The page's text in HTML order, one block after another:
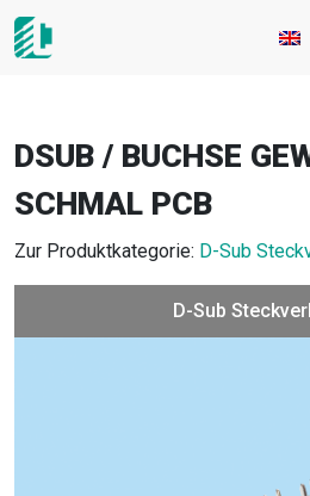
DSUB / BUCHSE
SCHMAL PCB
Zur Produktkategorie: D-Sub
D-Sub